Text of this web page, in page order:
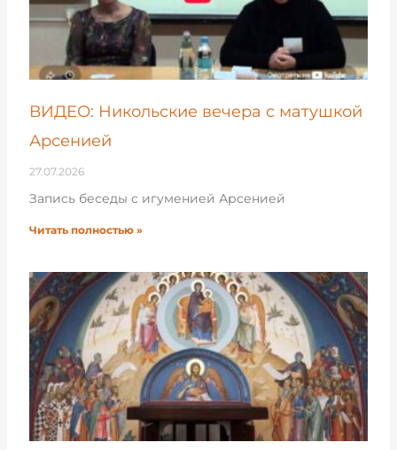
ВИДЕО: Никольские вечера с матушкой
Арсенией
27.07.2026
Запись беседы с игуменией Арсенией
Читать полностью »